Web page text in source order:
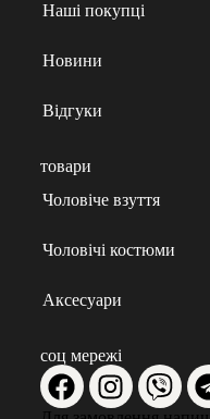
Наші покупці
Новини
Відгуки
товари
Чоловіче взуття
Чоловічі костюми
Аксесуари
соц мережі